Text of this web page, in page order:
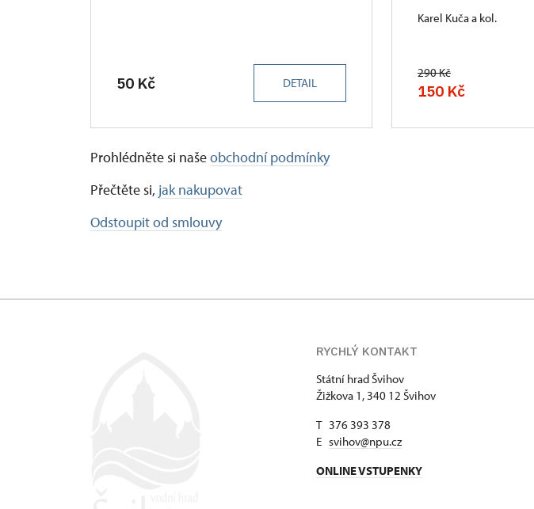
50 Kč DETAIL
Karel Kuča a kol.
290 Kč
150 Kč
Prohlédněte si našeobchodní podmínky
Přečtěte si, jak nakupovat
Odstoupit od smlouvy
RYCHLÝ KONTAKT
Státní hrad Švihov
Žižkova 1, 340 12 Švihov
T 376 393 378
E svihov@npu.cz
ONLINE VSTUPENKY